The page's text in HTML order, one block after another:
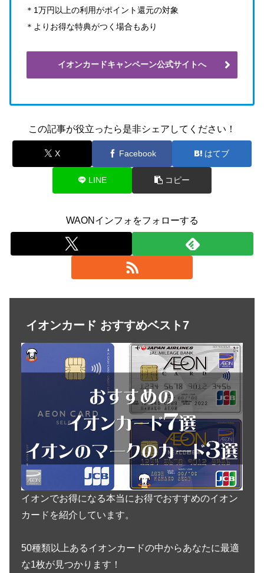
＊1万円以上の利用がポイント還元の対象
＊よりお得な特典がつく場合もあり
イオンカードキャンペーン公式サイトへ
この記事が役立ったら是非シェアしてください！
X Facebook はてブ
LINE コピー
WAONインフォをフォローする
イオンカード おすすめベスト7
イオンでお得になる本当にお得でおすすめのイオン
カードを紹介しています。
50種類以上あるイオンカードの中からあなたに最適
な1枚が見つかります！